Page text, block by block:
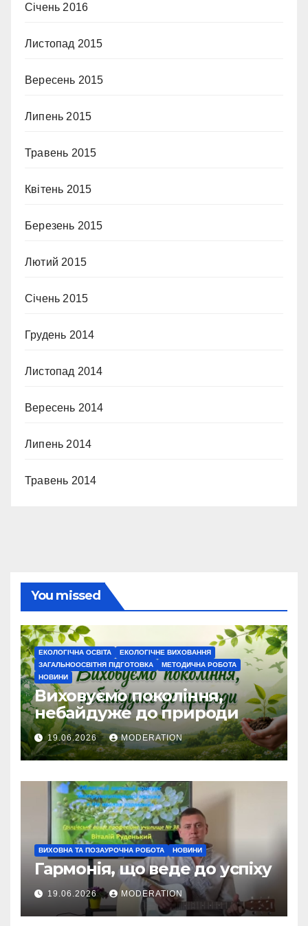
Січень 2016
Листопад 2015
Вересень 2015
Липень 2015
Травень 2015
Квітень 2015
Березень 2015
Лютий 2015
Січень 2015
Грудень 2014
Листопад 2014
Вересень 2014
Липень 2014
Травень 2014
You missed
ЕКОЛОГІЧНА ОСВІТА
ЕКОЛОГІЧНЕ ВИХОВАННЯ
ЗАГАЛЬНООСВІТНЯ ПІДГОТОВКА
МЕТОДИЧНА РОБОТА
НОВИНИ
Виховуємо покоління,
небайдуже до природи
19.06.2026 MODERATION
ВИХОВНА ТА ПОЗАУРОЧНА РОБОТА НОВИНИ
Гармонія, що веде до успіху
19.06.2026 MODERATION